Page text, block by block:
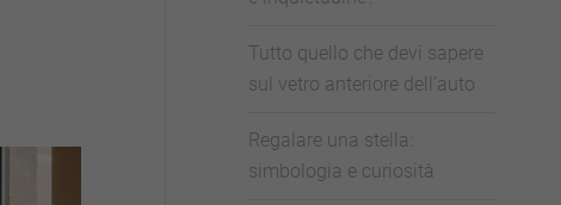
Tutto quello che devi sapere
sul vetro anteriore dell’auto
Regalare una stella:
simbologia e curiosità